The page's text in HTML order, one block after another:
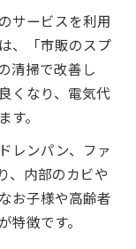
サービスを利用
、「市販のスプ
清掃で改善し
くなり、電気代
。
レンパン、ファ
、内部のカビや
お子様や高齢者
徴です。